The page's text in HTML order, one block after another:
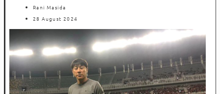
Rani Masida
28 August 2024